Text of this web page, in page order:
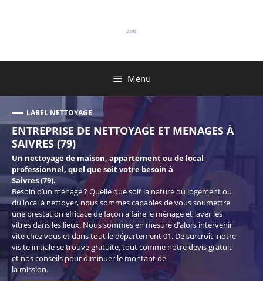
Menu
LABEL NETTOYAGE
ENTREPRISE DE NETTOYAGE ET MENAGES À
SAIVRES (79)
Un nettoyage de maison, appartement ou de local
professionnel, quel que soit votre besoin à
Saivres (79).
Besoin d’un ménage ? Quelle que soit la nature du logement ou
du local à nettoyer, nous sommes capables de vous soumettre
une prestation efficace de façon à faire le ménage et laver les
vitres dans les lieux. Nous sommes en mesure d’alors intervenir
vite chez vous et dans tout le département 01. De surcroît, notre
visite initiale se trouve gratuite, tout comme notre devis gratuit
et nos conseils pour diminuer le montant de
la mission.